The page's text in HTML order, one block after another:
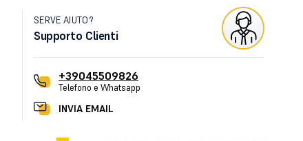
SERVE AIUTO?
Supporto Clienti
+39045509826
Telefono e Whatsapp
INVIA EMAIL